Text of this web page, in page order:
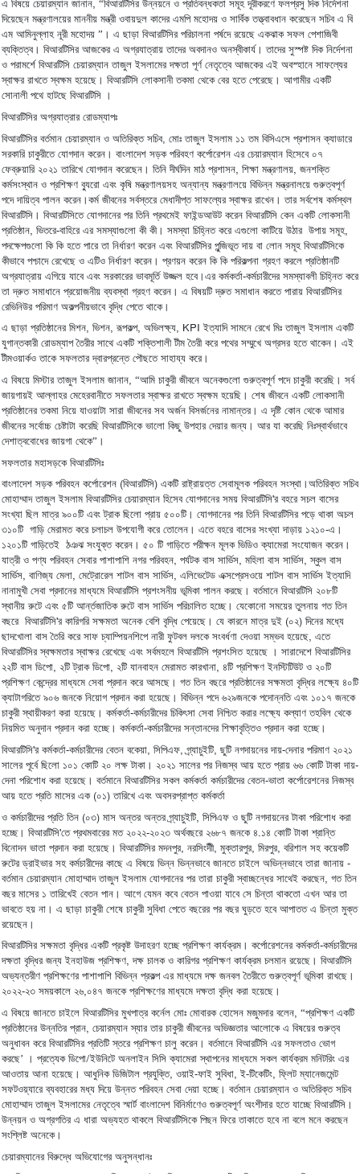
এ বিষয়ে চেয়ারম্যান জানান, “বিআরটিসির উন্নয়নে ও প্রতিবন্ধকতা সমূহ দূরীকরণে ফলপ্রসু দিক নির্দেশনা
দিয়েছেন মন্ত্রণালয়ের মাননীয় মন্ত্রী ওবায়দুল কাদের এমপি মহোদয় ও সার্বিক তত্ত্বাবধান করেছেন সচিব এ বি
এম আমিনুল্লাহ নূরী মহোদয়” । এ ছাড়া বিআরটিসির পরিচালনা পর্ষদে রয়েছে একঝাক সফল পেশাজিবী
ব্যক্তিত্ব। বিআরটিসির আজকের এ অগ্রযাত্রায় তাদের অবদানও অনস্বীকার্য। তাদের সুস্পষ্ট দিক নির্দেশনা
ও পরামর্শে বিআরটিসি চেয়ারম্যান তাজুল ইসলামের দক্ষতা পূর্ণ নেতৃত্বে আজকের এই অবস্হানে সাফল্যের
স্বাক্ষর রাখতে স্বক্ষম হয়েছে। বিআরটিসি লোকসানী তকমা থেকে বের হতে পেরেছে। আগামীর একটি
সোনালী পথে হাটছে বিআরটিসি ।
বিআরটিসির অগ্রযাত্রার রোডম্যাপঃ
বিআরটিসির বর্তমান চেয়ারম্যান ও অতিরিক্ত সচিব, মোঃ তাজুল ইসলাম ১১ তম বিসিএসে প্রশাসন ক্যাডারে
সরকারি চাকুরীতে যোগদান করেন। বাংলাদেশ সড়ক পরিবহণ কর্পোরেশন এর চেয়ারম্যান হিসেবে ০৭
ফেব্রুয়ারি ২০২১ তারিখে যোগদান করেছেন। তিনি দীর্ঘদিন মাঠ প্রশাসন, শিক্ষা মন্ত্রণালয়, জনশক্তি
কর্মসংস্থান ও প্রশিক্ষণ ব্যুরো এবং কৃষি মন্ত্রণালয়সহ অন্যান্য মন্ত্রণালয়ে বিভিন্ন মন্ত্রনালয়ে গুরুত্বপূর্ণ
পদে দায়িত্ব পালন করেন। কর্ম জীবনের সর্বস্তরে মেধাদীপ্ত সাফল্যের স্বাক্ষর রাখেন। তার সর্বশেষ কর্মস্থল
বিআরটিসি। বিআরটিসিতে যোগদানের পর তিনি প্রথমেই ফাইন্ডআউট করেন বিআরটিসি কেন একটি লোকসানী
প্রতিষ্ঠান, ভিতরে-বাহিরে এর সমস্যাগুলো কী কী। সমস্যা চিহ্নিত করে এগুলো কাটিয়ে উঠার উপায় সমূহ,
পদক্ষেপগুলো কি কি হতে পারে তা নির্ধারণ করেন এবং বিআরটিসির পুন্জিভূত দায় বা লোন সমূহ বিআরটিসিকে
কীভাবে পশ্চাদে রেখেছে ও এটিও নির্ধারণ করেন। প্রণয়ন করেন কি কি পরিকল্পনা গ্রহণ করলে প্রতিষ্ঠানটি
অগ্রযাত্রায় এগিয়ে যাবে এবং সরকারের ভাবমূর্তি উজ্জল হবে। এর কর্মকর্তা-কর্মচারীদের সমস্যাবলী চিহ্নিত করে
তা দ্রুত সমাধানে প্রয়োজনীয় ব্যবস্থা গ্রহণ করেন। এ বিষয়টি দ্রুত সমাধান করতে পারায় বিআরটিসির
রেভিনিউর পরিমাণ অকল্পনীয়ভাবে বৃদ্ধি পেতে থাকে।
এ ছাড়া প্রতিষ্ঠানের মিশন, ভিশন,রূপকল্প, অভিলক্ষ্য, KPIইত্যাদি সামনে রেখে মিঃ তাজুল ইসলাম একটি
যুগান্তকারী রোডম্যাপ তৈরীর সাথে একটি শক্তিশালী টীম তৈরী করে পথের সম্মুখে অগ্রসর হতে থাকেন। এই
টীমওয়ার্কও তাকে সফলতার দ্বারপ্রন্তে পৌছতে সাহায্য করে।
এ বিষয়ে মিস্টার তাজুল ইসলাম জানান, “আমি চাকুরী জীবনে অনেকগুলো গুরুত্বপূর্ণ পদে চাকুরী করেছি। সর্ব
জায়গায়ই আল্লাহর মেহেরবানীতে সফলতার স্বাক্ষর রাখতে স্বক্ষম হয়েছি। শেষ জীবনে একটি লোকসানী
প্রতিষ্ঠানের তকমা নিয়ে যাওয়াটা সারা জীবনের সব অর্জন বিসর্জনের নামান্তর। এ দৃষ্টি কোন থেকে আমার
জীবনের সর্বোচ্চ চেষ্টাটা করেছি বিআরটিসিকে ভালো কিছু উপহার দেয়ার জন্য। আর যা করেছি নিঃস্বার্থভাবে
দেশাত্ববোধের জায়গা থেকে” ।
সফলতার মহাসড়কে বিআরটিসিঃ
বাংলাদেশ সড়ক পরিবহন কর্পোরেশন(বিআরটিসি) একটি রাষ্ট্রায়ত্ত সেবামূলক পরিবহন সংস্থা। অতিরিক্ত সচিব
মোহাম্মাদ তাজুল ইসলাম বিআরটিসির চেয়ারম্যান হিসেব যোগদানের সময় বিআরটিসি'র বহরে সচল বাসের
সংখ্যা ছিল মাত্র ৯০০টি এবং ট্রাক ছিলো প্রায় ৫০০টি। যোগদানের পর তিনি বিআরটিসির পড়ে থাকা অচল
৩১০টি গাড়ি মেরামত করে চলাচল উপযোগী করে তোলেন। এতে বহরে বাসের সংখ্যা দাড়ায় ১২১০-এ ।
১২০১টি গাড়িতেই ঠঞঝ সংযুক্ত করেন। ৫০ টি গাড়িতে পরীক্ষন মূলক ভিডিও ক্যামেরা সংযোজন করেন।
যাত্রী ও পণ্য পরিবহন সেবার পাশাপাশি নগর পরিবহন, পর্যটক বাস সার্ভিস, মহিলা বাস সার্ভিস,স্কুল বাস
সার্ভিস, বাণিজ্য মেলা, মেট্রোরেল শাটল বাস সার্ভিস, এলিভেটেড এক্সপ্রেসওয়ে শাটল বাস সার্ভিস ইত্যাদি
নানামুখী সেবা প্রদানের মাধ্যমে বিআরটিসি প্রশংসনীয় ভূমিকা পালন করছে। বর্তমানে বিআরটিসি ২০৮টি
স্থানীয় রুটে এবং ৫টি আর্ন্তজাতিক রুটে বাস সার্ভিস পরিচালিত হচ্ছে। যেকোনো সময়ের তুলনায় গত তিন
বছরে বিআরটিসি'র কারিগরি সক্ষমতা অনেক বেশি বৃদ্ধি পেয়েছে। যে কারনে মাত্র দুই(০২) দিনের মধ্যে
ছাদখোলা বাস তৈরি করে সাফ চ্যাম্পিয়নশিপে নারী ফুটবল দলকে সংবর্ধণা দেওয়া সম্ভব হয়েছে, এতে
বিআরটিসির স্বক্ষমতার স্বাক্ষর রেখেছে এবং সর্বমহলে বিআরটিসি প্রশংসিত হয়েছে । সারাদেশে বিআরটিসির
২২টি বাস ডিপো, ২টি ট্রাক ডিপো, ২টি যানবাহন মেরামত কারখানা, ৪টি প্রশিক্ষণ ইনস্টিটিউট ও ২০টি
প্রশিক্ষণ কেন্দ্রের মাধ্যমে সেবা প্রদান করে আসছে। গত তিন বছরে প্রতিষ্ঠানের সক্ষমতা বৃদ্ধির লক্ষ্যে ৪০টি
ক্যাটাগরিতে ৯০৬ জনকে নিয়োগ প্রদান করা হয়েছে। বিভিন্ন পদে ৬২৯জনকে পদোন্নতি এবং ১০১৭ জনকে
চাকুরী স্থায়ীকরণ করা হয়েছে। কর্মকর্তা-কর্মচারীদের চিকিৎসা সেবা নিশ্চিত করার লক্ষ্যে কল্যাণ তহবিল থেকে
নিয়মিত অনুদান প্রদান করা হচ্ছে। কর্মকর্তা-কর্মচারীদের সন্তানদের শিক্ষাবৃত্তিও প্রদান করা হচ্ছে।
বিআরটিসি'র কর্মকর্তা-কর্মচারীদের বেতন বকেয়া, সিপিএফ,গ্র্যাচুইটি, ছুটি নগদায়নের দায়-দেনার পরিমাণ ২০২১
সালের পূর্বে ছিলো ১০১ কোটি ২০ লক্ষ টাকা। ২০২১ সালের পর নিজস্ব আয় হতে প্রায় ৬৬ কোটি টাকা দায়-
দেনা পরিশোধ করা হয়েছে। বর্তমানে বিআরটিসির সকল কর্মকর্তা কর্মচারীদের বেতন-ভাতা কর্পোরেশনের নিজস্ব
আয় হতে প্রতি মাসের এক(০১)তারিখে এবং অবসরপ্রাপ্ত কর্মকর্তা
ও কর্মচারীদের প্রতি তিন(০৩) মাস অন্তর অন্তর গ্র্যাচুইটি, সিপিএফ ও ছুটি নগদায়নের টাকা পরিশোধ করা
হচ্ছে। বিআরটিসি'তে প্রথমবারের মত ২০২২-২০২৩ অর্থবছরে ২৬৮৭ জনকে ৪.১৪ কোটি টাকা শ্রান্তি
বিনোদন ভাতা প্রদান করা হয়েছে। বিআরটিসির মদনপুর, নরসিংদীী, মুক্তারপুর, মিরপুর, বরিশাল সহ কয়েকটি
রুটের ড্রাইভার সহ কর্মচারীদের কাছে এ বিষয়ে ভিন্ন ভিন্নভাবে জানতে চাইলে অভিন্নভাবে তারা জানায়-
বর্তমান চেয়ারম্যান মোহাম্মাদ তাজুল ইসলাম যোগদানের পর তারা চাকুরী স্বাচ্ছন্ধের সাথেই করছেন, গত তিন
বছর মাসের ১ তারিখেই বেতন পান। আগে যেমন কবে বেতন পাওয়া যাবে সে চিন্তা থাকতো এখন আর তা
ভাবতে হয় না। এ ছাড়া চাকুরী শেষে চাকুরী সুবিধা পেতে বছরের পর বছর ঘুড়তে হবে আপাতত এ চিন্তা মুক্ত
রয়েছেন।
বিআরটিসির সক্ষমতা বৃদ্ধির একটি প্রকৃষ্ট উদাহরণ হচ্ছে প্রশিক্ষণ কার্যক্রম। কর্পোরেশনের কর্মকর্তা-কর্মচারীদের
দক্ষতা বৃদ্ধির জন্য ইনহাউজ প্রশিক্ষণ,দক্ষ চালক ও কারিগর প্রশিক্ষণ কার্যক্রম চলমান রয়েছে। বিআরটিসি
অভ্যন্তরীণ প্রশিক্ষণের পাশাপাশি বিভিন্ন প্রকল্প এর মাধ্যমে দক্ষ জনবল তৈরীতে গুরুত্বপূর্ণ ভূমিকা রাখছে।
২০২২-২৩ সময়কালে ২৬,০৪৭ জনকে প্রশিক্ষণের মাধ্যমে দক্ষতা বৃদ্ধি করা হয়েছে।
এ বিষয়ে জানতে চাইলে বিআরটিসির মুখপাত্র কর্নেল মোঃ মোবারক হোসেন মজুমদার বলেন, “প্রশিক্ষণ একটি
প্রতিষ্ঠানের উন্নতির প্রান, চেয়ারম্যান স্যার তার চাকুরী জীবনের অভিজ্ঞতার আলোকে এ বিষয়ের গুরুত্ব
অনুধাবন করে বিআরটিসির প্রতিটি স্তরে প্রশিক্ষণ চালু করেন। বর্তমানে বিআরটিসি এর সফলতাও ভোগ
করছে’ । প্রত্যেক ডিপো/ইউনিটে অনলাইন সিসি ক্যামেরা স্থাপনের মাধ্যমে সকল কার্যক্রম মনিটরিং এর
আওতায় আনা হয়েছে। আধুনিক ডিজিটাল প্রযুক্তি, ওয়াই-ফাই সুবিধা,ই-টিকেটিং, ফ্লিট ম্যানেজমেন্ট
সফটওয়্যারে ব্যবহারের মধ্য দিয়ে উন্নত পরিবহন সেবা দেয়া হচ্ছে। বর্তমান চেয়ারম্যান ও অতিরিক্ত সচিব
মোহাম্মাদ তাজুল ইসলামের নেতৃত্বে স্মার্ট বাংলাদেশ বিনির্মাণেও গুরুত্বপূর্ণ অংশীদার হতে যাচ্ছে বিআরটিসি।
উন্নয়ন ও অগ্রগতির এ ধারা অভ্যহত থাকলে বিআরটিসিকে পিছন ফিরে তাকাতে হবে না বলে মনে করছেন
সংশ্লিষ্ট অনেকে।
চেয়ারম্যানের বিরুদ্ধে অভিযোগের অনুসন্ধানঃ